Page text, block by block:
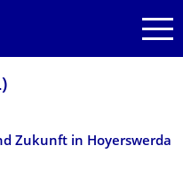
Zukunft in Hoyerswerda